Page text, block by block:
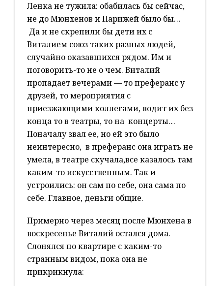
Ленка не тужила: обабилась бы сейчас,
не до Мюнхенов и Парижей было бы…
Да и не скрепили бы дети их с
Виталием союз таких разных людей,
случайно оказавшихся рядом. Им и
поговорить-то не о чем. Виталий
пропадает вечерами — то преферанс у
друзей, то мероприятия с
приезжающими коллегами, водит их без
конца то в театры, то на концерты…
Поначалу звал ее, но ей это было
неинтересно, в преферанс она играть не
умела, в театре скучала,все казалось там
каким-то искусственным. Так и
устроились: он сам по себе, она сама по
себе. Главное, деньги общие.
Примерно через месяц после Мюнхена в
воскресенье Виталий остался дома.
Слонялся по квартире с каким-то
странным видом, пока она не
прикрикнула: